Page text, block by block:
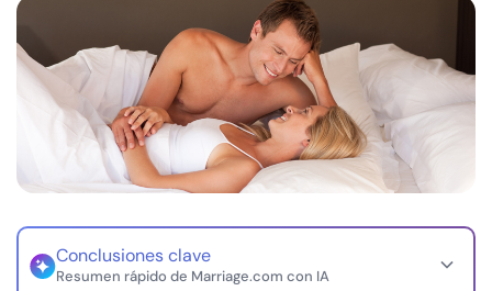
Familia
Ayuda
Cursos
Recursos
Conclusiones clave
Resumen rápido de Marriage.com con IA